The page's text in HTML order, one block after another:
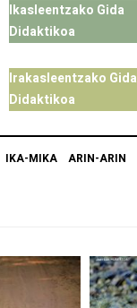
Ikasleentzako Gida
Didaktikoa
Irakasleentzako Gida
Didaktikoa
IKA-MIKA ARIN-ARIN